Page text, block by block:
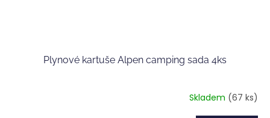
Plynové kartuše Alpen camping sada 4ks
Skladem (67 ks)